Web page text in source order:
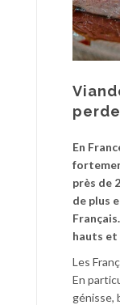
En
près de
de plus
hauts et
Les
En
génisse,